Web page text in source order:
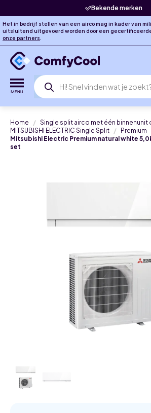
Bekende merken
Het in bedrijf stellen van een airco mag in kader van
uitsluitend uitgevoerd worden door een
onze partners.
Producten
zoeken
Home
Single split airco met één binnenunit
MITSUBISHI ELECTRIC Single Split
Premium
Mitsubishi Electric Premium natural white
set